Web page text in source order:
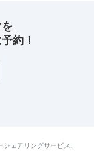
約！
ェアリングサービス、